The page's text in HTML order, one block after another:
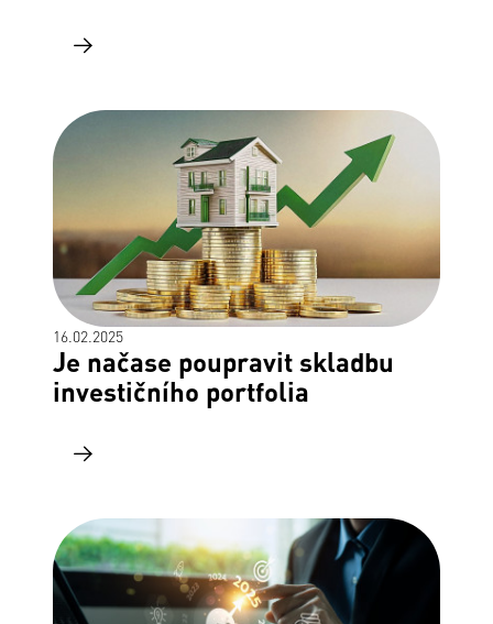
16.02.2025
Je načase poupravit skladbu
investičního portfolia